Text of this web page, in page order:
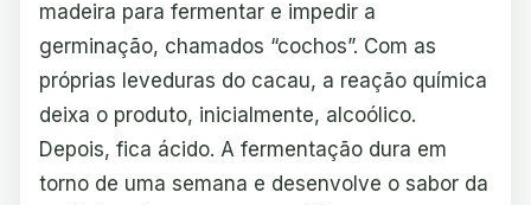
madeira para fermentar e impedir a
germinação, chamados “cochos”. Com as
próprias leveduras do cacau, a reação química
deixa o produto, inicialmente, alcoólico.
Depois, fica ácido. A fermentação dura em
torno de uma semana e desenvolve o sabor da